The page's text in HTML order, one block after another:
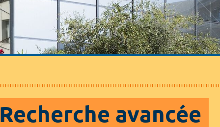
Recherche avancée